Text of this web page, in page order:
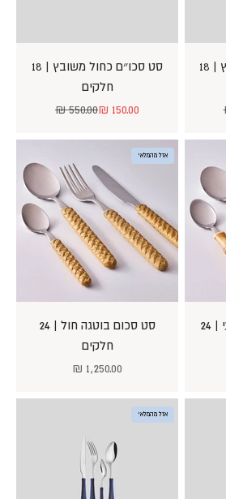
סט סכו״ם אדום משובץ | 18
סט סכו״ם כחול משובץ | 18
חלקים
מחיר מבצע
150.00 ₪ מחיר רגיל
550.00 ₪
סט סכו״ם במבוק טבעי | 24
אזל מהמלאי
סט סכום בוטגה חול | 24
חלקים
מחיר מבצע
1,250.00 ₪
אזל מהמלאי